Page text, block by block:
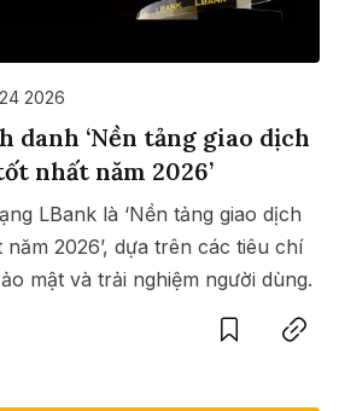
2026
danh ‘Nền tảng giao dịch
nhất năm 2026’
LBank là ‘Nền tảng giao dịch
2026’, dựa trên các tiêu chí
mật và trải nghiệm người dùng.
SaveCopy link